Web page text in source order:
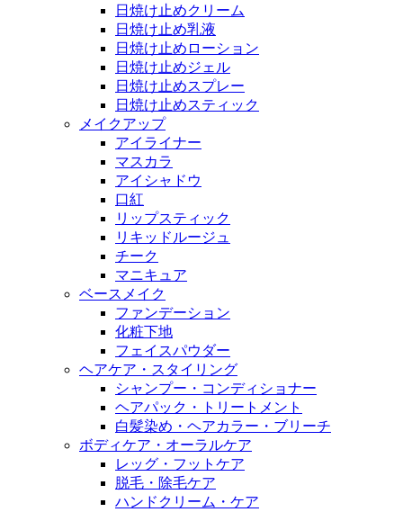
日焼け止めクリーム
日焼け止め乳液
日焼け止めローション
日焼け止めジェル
日焼け止めスプレー
日焼け止めスティック
メイクアップ
アイライナー
マスカラ
アイシャドウ
口紅
リップスティック
リキッドルージュ
チーク
マニキュア
ベースメイク
ファンデーション
化粧下地
フェイスパウダー
ヘアケア・スタイリング
シャンプー・コンディショナー
ヘアパック・トリートメント
白髪染め・ヘアカラー・ブリーチ
ボディケア・オーラルケア
レッグ・フットケア
脱毛・除毛ケア
ハンドクリーム・ケア